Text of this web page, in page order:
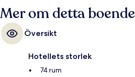
Mer om detta boende
Översikt
Hotellets storlek
74 rum